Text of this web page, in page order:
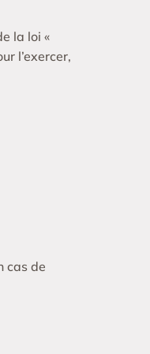
la loi «
l’exercer,
cas de